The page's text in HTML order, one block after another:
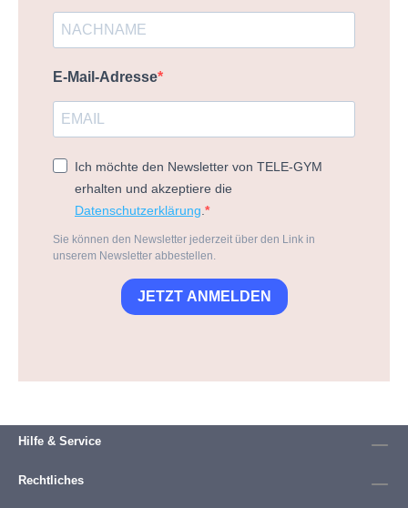
E-Mail-Adresse
Ich möchte den Newsletter von TELE-GYM
erhalten und akzeptiere die
Datenschutzerklärung
Sie können den Newsletter jederzeit über den Link in
unserem Newsletter abbestellen.
JETZT ANMELDEN
Hilfe & Service
Rechtliches